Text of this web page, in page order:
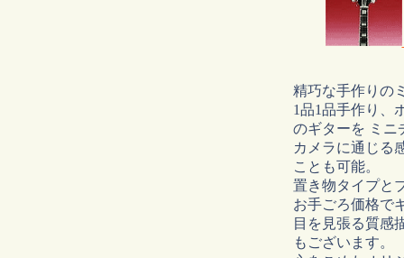
精巧な手作りの
1品1品手作り、
のギターを ミニ
カメラに通じる
ことも可能。
置き物タイプと
お手ごろ価格で
目を見張る質感
もございます。